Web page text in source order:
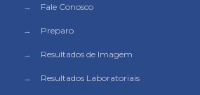
→ Fale Conosco
→ Preparo
→ Resultados de Imagem
→ Resultados Laboratoriais